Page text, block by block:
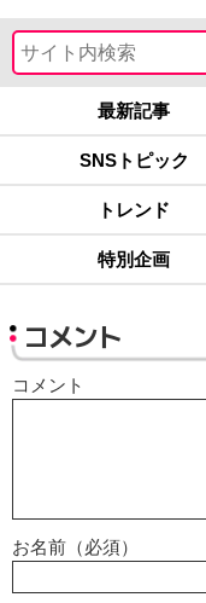
最新記事
SNSトピック
トレンド
特別企画
コメント
コメント
お名前（必須）